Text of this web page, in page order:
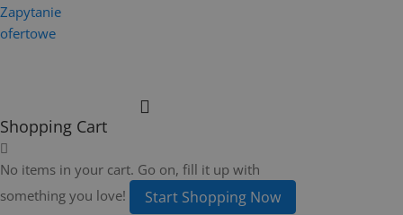
Zapytanie
ofertowe
Shopping Cart
No items in your cart. Go on, fill it up with
something you love!
Start Shopping Now